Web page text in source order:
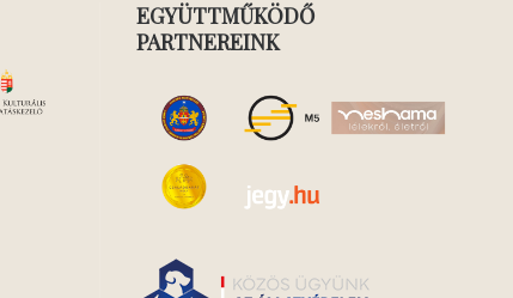
EGYÜTTMŰKÖDŐ
PARTNEREINK